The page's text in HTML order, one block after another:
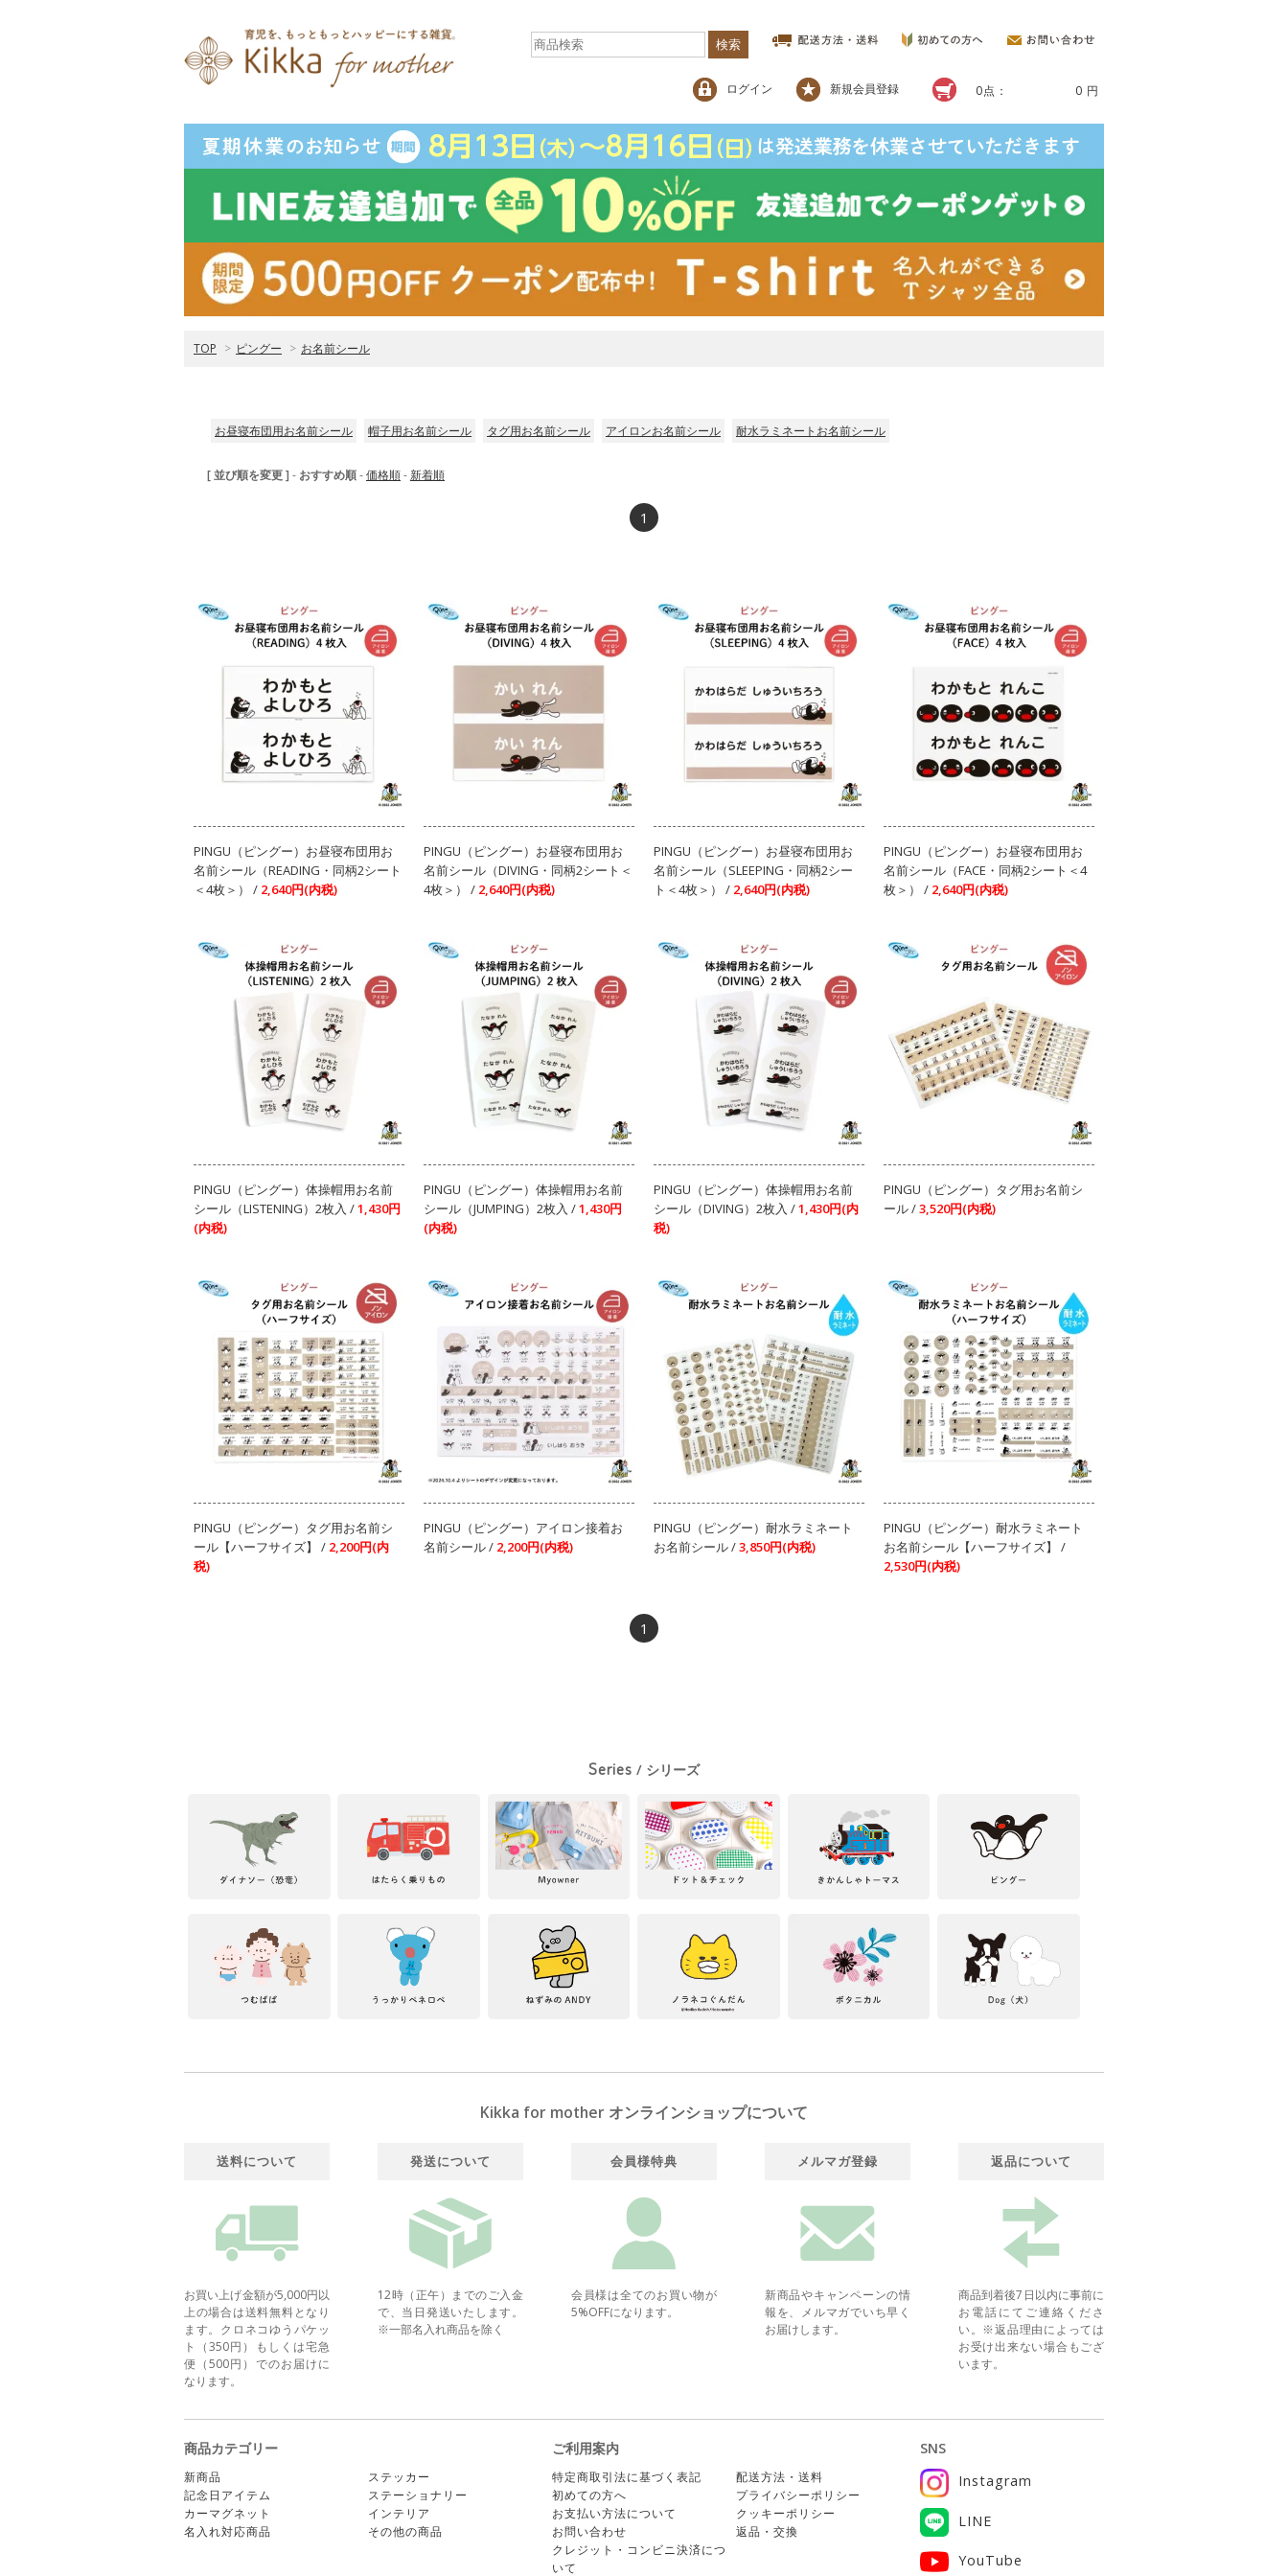
検索
0点： 0 円
ログイン 新規会員登録
TOP > ピングー > お名前シール
お昼寝布団用お名前シール 帽子用お名前シール タグ用お名前シール アイロンお名前シール 耐水ラミネートお名前シール
[ 並び順を変更 ] - おすすめ順-価格順-新着順
1
PINGU（ピングー）お昼寝布団用お
名前シール（READING・同柄2シート
＜4枚＞） / 2,640円(内税)
PINGU（ピングー）お昼寝布団用お
名前シール（DIVING・同柄2シート＜
4枚＞） / 2,640円(内税)
PINGU（ピングー）お昼寝布団用お
名前シール（SLEEPING・同柄2シー
ト＜4枚＞） / 2,640円(内税)
PINGU（ピングー）お昼寝布団用お
名前シール（FACE・同柄2シート＜4
枚＞） / 2,640円(内税)
PINGU（ピングー）体操帽用お名前
シール（LISTENING）2枚入 /1,430円
(内税)
PINGU（ピングー）体操帽用お名前
シール（JUMPING）2枚入 /1,430円
(内税)
PINGU（ピングー）体操帽用お名前
シール（DIVING）2枚入 /1,430円(内
税)
PINGU（ピングー）タグ用お名前シ
ール /3,520円(内税)
PINGU（ピングー）タグ用お名前シ
ール【ハーフサイズ】 / 2,200円(内
税)
PINGU（ピングー）アイロン接着お
名前シール / 2,200円(内税)
PINGU（ピングー）耐水ラミネート
お名前シール /3,850円(内税)
PINGU（ピングー）耐水ラミネート
お名前シール【ハーフサイズ】 /
2,530円(内税)
1
Series / シリーズ
Kikka for mother オンラインショップについて
送料について
お買い上げ金額が5,000円以
上の場合は送料無料となり
ます。クロネコゆうパケッ
ト（350円）もしくは宅急
便（500円）でのお届けに
なります。
発送について
12時（正午）までのご入金
で、当日発送いたします。
※一部名入れ商品を除く
会員様特典
会員様は全てのお買い物が
5%OFFになります。
メルマガ登録
新商品やキャンペーンの情
報を、メルマガでいち早く
お届けします。
返品について
商品到着後7日以内に事前に
お電話にてご連絡くださ
い。※返品理由によっては
お受け出来ない場合もござ
います。
商品カテゴリー
新商品
ステッカー
記念日アイテム
ステーショナリー
カーマグネット
インテリア
名入れ対応商品
その他の商品
ご利用案内
特定商取引法に基づく表記
配送方法・送料
初めての方へ
プライバシーポリシー
お支払い方法について
クッキーポリシー
お問い合わせ
返品・交換
クレジット・コンビニ決済につ
いて
SNS
Instagram
LINE
YouTube